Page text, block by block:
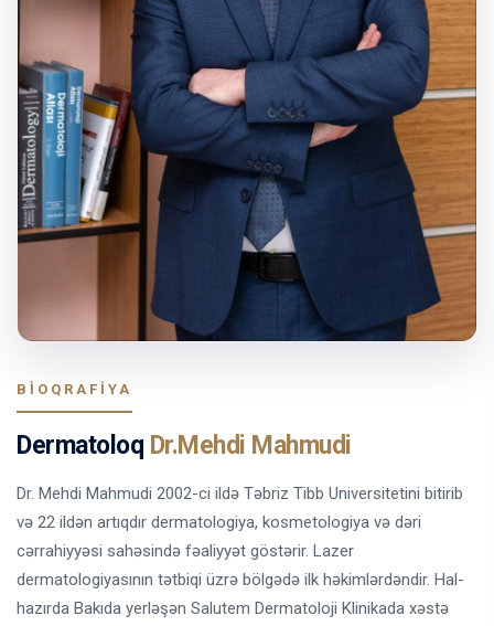
BIOQRAFIYA
Dermatoloq Dr.Mehdi Mahmudi
Dr. Mehdi Mahmudi 2002-ci ildə Təbriz Tibb Universitetini bitirib
və 22 ildən artıqdır dermatologiya, kosmetologiya və dəri
cərrahiyyəsi sahəsində fəaliyyət göstərir. Lazer
dermatologiyasının tətbiqi üzrə bölgədə ilk həkimlərdəndir. Hal-
hazırda Bakıda yerləşən Salutem Dermatoloji Klinikada xəstə